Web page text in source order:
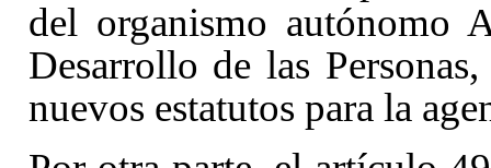
del organismo autónomo
Desarrollo de las
nuevos estatutos para la